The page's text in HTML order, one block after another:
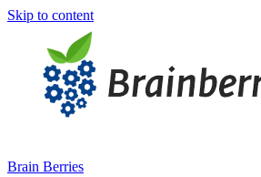
Skip to content
Brain Berries